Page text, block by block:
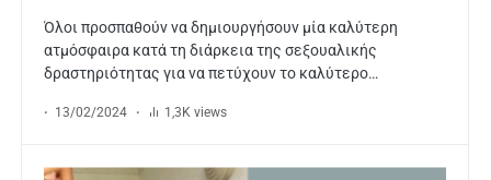
Όλοι προσπαθούν να δημιουργήσουν μία καλύτερη
ατμόσφαιρα κατά τη διάρκεια της σεξουαλικής
δραστηριότητας για να πετύχουν το καλύτερο…
13/02/2024 1,3K views